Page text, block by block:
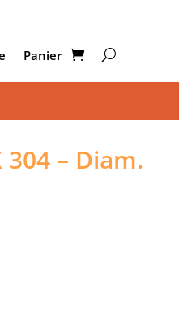
Panier
304 – Diam.